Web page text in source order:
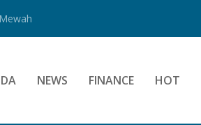
NEWS FINANCE HOT